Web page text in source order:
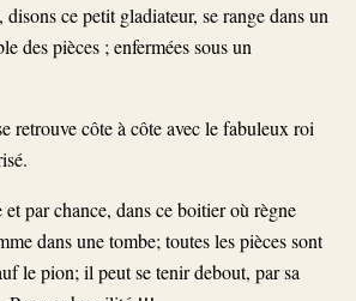
ce petit gladiateur, se range dans un
des pièces ; enfermées sous un
retrouve côte à côte avec le fabuleux roi
par chance, dans ce boitier où règne
dans une tombe; toutes les pièces sont
le pion; il peut se tenir debout, par sa